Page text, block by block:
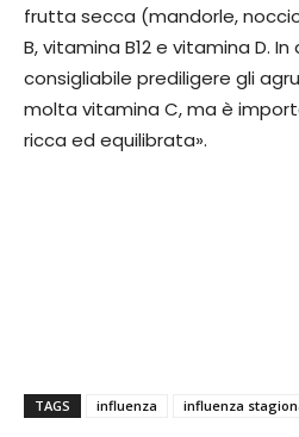
frutta secca (mandorle,
B, vitamina B12 e vitamina D.
consigliabile prediligere gli
molta vitamina C, ma è
ricca ed equilibrata».
TAGS influenza influenza